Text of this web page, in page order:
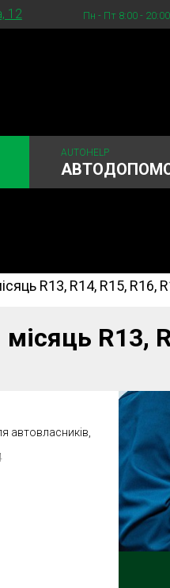
12 Пн - Пт 8:00 - 20:00
AUTOHELP
Рульове керування
R13, R14, R15, R16,
R13,
автовласників,